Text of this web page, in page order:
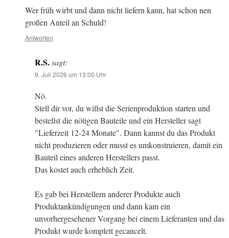
Wer früh wirbt und dann nicht liefern kann, hat schon nen
großen Anteil an Schuld!
Antworten
R.S.sagt:
9. Juli 2026 um 13:00 Uhr
Nö.
Stell dir vor, du willst die Serienproduktion starten und
bestellst die nötigen Bauteile und ein Hersteller sagt
"Lieferzeit 12-24 Monate". Dann kannst du das Produkt
nicht produzieren oder musst es umkonstruieren, damit ein
Bauteil eines anderen Herstellers passt.
Das kostet auch erheblich Zeit.
Es gab bei Herstellern anderer Produkte auch
Produktankündigungen und dann kam ein
unvorhergesehener Vorgang bei einem Lieferanten und das
Produkt wurde komplett gecancelt.